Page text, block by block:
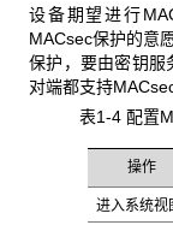
设备期望进行
MACsec保护的意
保护，要由密钥服
对端都支持
表1-4 配置
操作
进入系统视